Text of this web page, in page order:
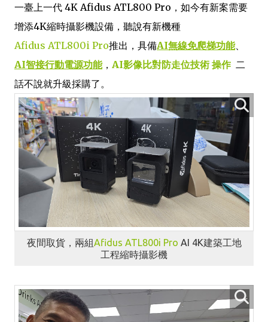
一臺上一代 4K Afidus ATL800 Pro，如今有新案需要
增添4K縮時攝影機設備，聽說有新機種
Afidus ATL800i Pro推出，具備AI無線免爬梯功能、
AI智接行動電源功能， AI影像比對防走位技術 操作 二
話不說就升級採購了。
夜間取貨，兩組Afidus ATL800i Pro AI 4K建築工地
工程縮時攝影機